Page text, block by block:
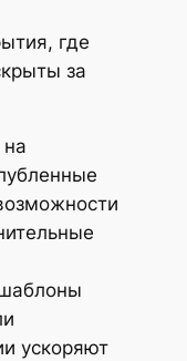
где
за
ускоряют